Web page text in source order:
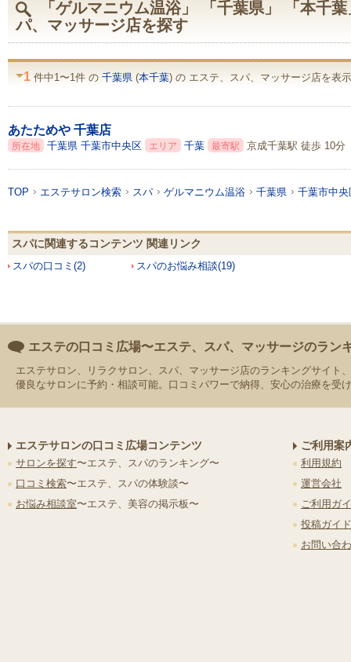
「ゲルマニウム温浴」 「千葉県」 「本千
パ、マッサージ店を探す
1 件中1〜1件 の 千葉県 (本千葉) の エステ、スパ、マッサージ店を表
あたためや 千葉店
所在地 千葉県 千葉市中央区 エリア 千葉 最寄駅 京成千葉駅 徒歩 10分
TOP エステサロン検索 スパ ゲルマニウム温浴 千葉県 千葉市中央
スパに関連するコンテンツ 関連リンク
スパの口コミ(2) スパのお悩み相談(19)
エステの口コミ広場〜エステ、スパ、マッサージのラン
エステサロン、リラクサロン、スパ、マッサージ店のランキングサイト
優良なサロンに予約・相談可能。口コミパワーで納得、安心の治療を受
エステサロンの口コミ広場コンテンツ
サロンを探す〜エステ、スパのランキング〜
口コミ検索〜エステ、スパの体験談〜
お悩み相談室〜エステ、美容の掲示板〜
ご利用案
利用規約
運営会社
ご利用ガ
投稿ガイ
お問い合